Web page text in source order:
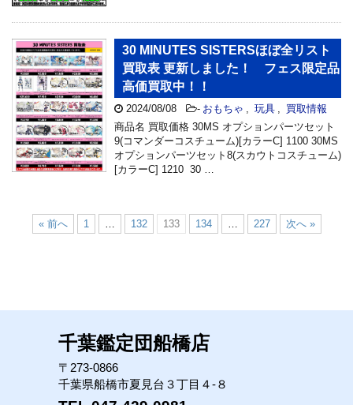
30 MINUTES SISTERSほぼ全リスト
買取表 更新しました！ フェス限定品
高価買取中！！
2024/08/08 - おもちゃ 玩具
買取情報
商品名 買取価格 30MS オプションパーツセット
9(コマンダーコスチューム)[カラーC] 1100 30MS
オプションパーツセット8(スカウトコスチューム)
[カラーC] 1210 30 …
« 前へ 1 132 133 134 227 次へ »
千葉鑑定団船橋店
〒273-0866
千葉県船橋市夏見台３丁目４-８